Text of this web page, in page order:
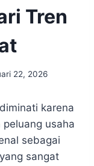
Tren
22, 2026
karena
usaha
sebagai
sangat